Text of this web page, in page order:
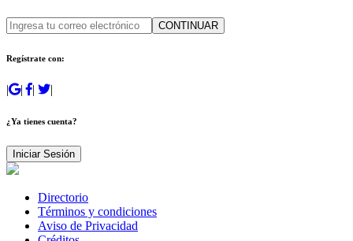
CONTINUAR
Regístrate con:
| | | |
¿Ya tienes cuenta?
Iniciar Sesión
Directorio
Términos y condiciones
Aviso de Privacidad